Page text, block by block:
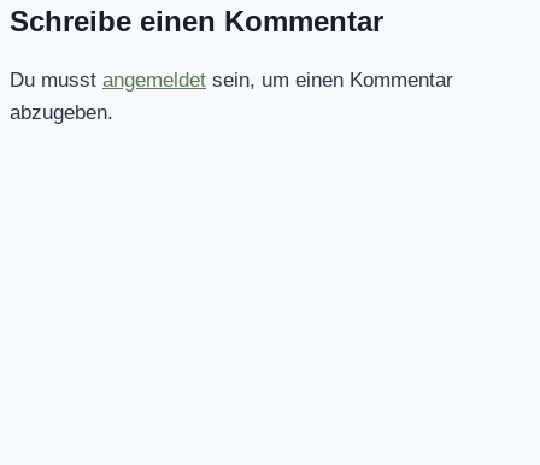
Schreibe einen Kommentar
Du musst angemeldet sein, um einen Kommentar
abzugeben.